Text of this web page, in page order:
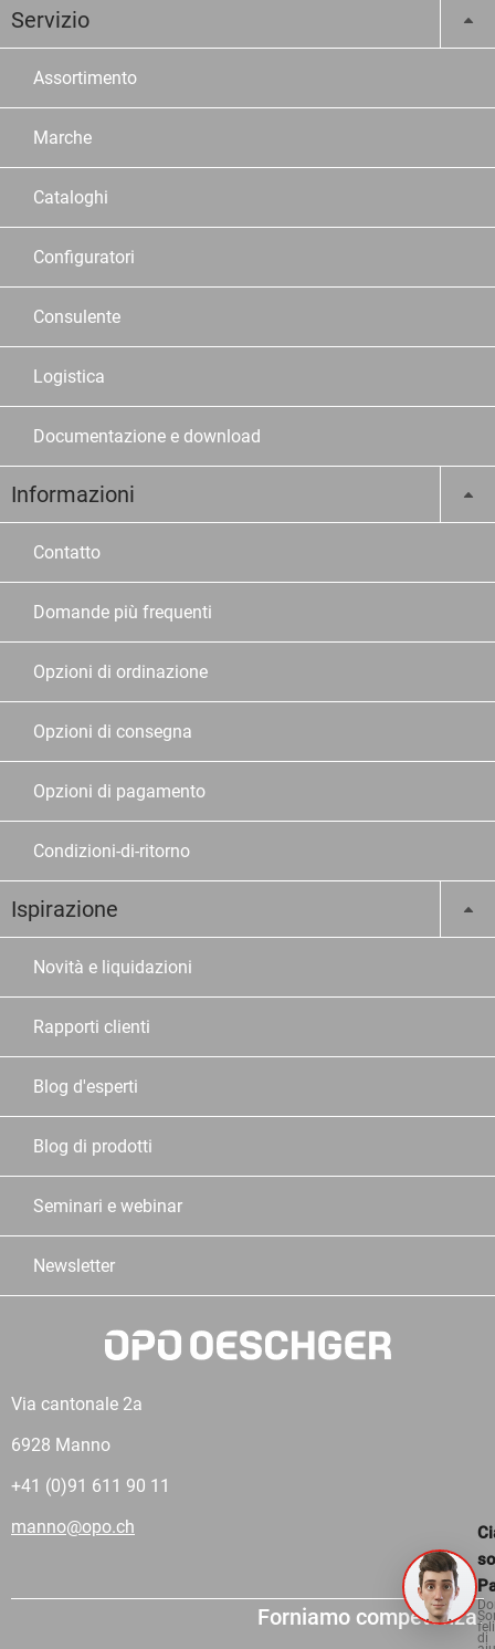
Servizio
Assortimento
Marche
Cataloghi
Configuratori
Consulente
Logistica
Documentazione e download
Informazioni
Contatto
Domande più frequenti
Opzioni di ordinazione
Opzioni di consegna
Opzioni di pagamento
Condizioni-di-ritorno
Ispirazione
Novità e liquidazioni
Rapporti clienti
Blog d'esperti
Blog di prodotti
Seminari e webinar
Newsletter
Via cantonale 2a
6928 Manno
+41 (0)91 611 90 11
manno@opo.ch
Forniamo competenza.
di